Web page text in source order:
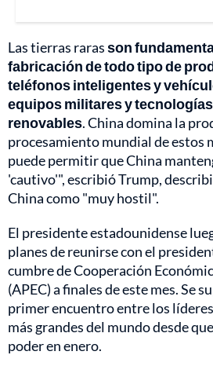
Las tierras rarasson
fabricación de todo tipo de
teléfonos inteligentes y
equipos militares y
renovables. China domina la
procesamiento mundial de estos
puede permitir que China
'cautivo'", escribió Trump,
China como "muy hostil".
El presidente estadounidense
planes de reunirse con el
cumbre de Cooperación
(APEC) a finales de este mes. Se
primer encuentro entre los
más grandes del mundo desde
poder en enero.